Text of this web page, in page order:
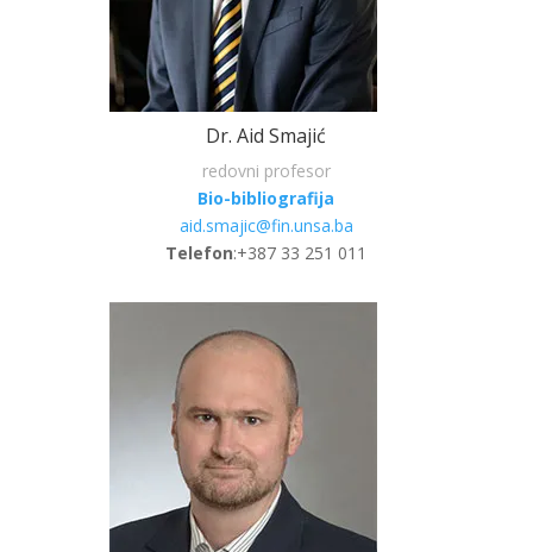
Dr. Aid Smajić
redovni profesor
Bio-bibliografija
aid.smajic@fin.unsa.ba
Telefon:+387 33 251 011